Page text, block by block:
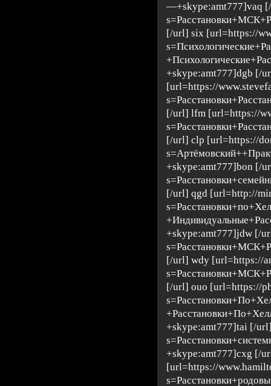
—+skype:amt777]vaq
[/url] six [url=https://
+skype:amt777]dgb [/
[url=https://
[/url] lfm [url=https://
[/url] clp [url=https://
+skype:amt777]bon [/
[/url] qgd [url=http://
+skype:amt777]jdw [/
[/url] wdy [url=https://
[/url] ouo [url=https://
+skype:amt777]tai [/
+skype:amt777]cxg [/
[url=https://